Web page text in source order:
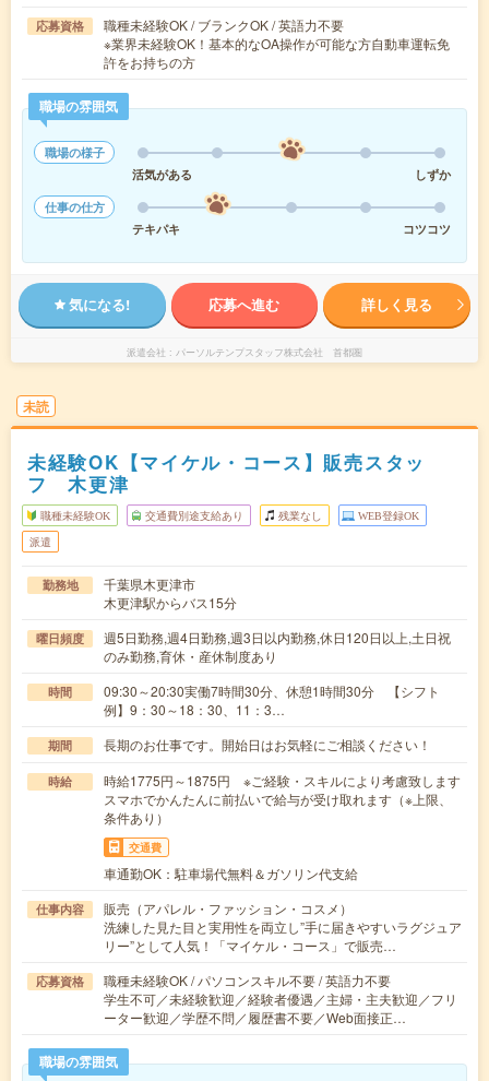
応募資格
職種未経験OK / ブランクOK / 英語力不要
※業界未経験OK！基本的なOA操作が可能な方自動車運転免
許をお持ちの方
職場の雰囲気
職場の様子
活気がある
しずか
仕事の仕方
テキパキ
コツコツ
気になる! 応募へ進む 詳しく見る
派遣会社 パーソルテンプスタッフ株式会社 首都圏
未読
未経験OK【マイケル・コース】販売スタッ
フ 木更津
職種未経験OK 交通費別途支給あり 残業なし WEB登録OK
派遣
勤務地
千葉県木更津市
木更津駅からバス15分
曜日頻度
週5日勤務,週4日勤務,週3日以内勤務,休日120日以上,土日祝
のみ勤務,育休・産休制度あり
時間
09:30～20:30実働7時間30分、休憩1時間30分 【シフト
例】9：30～18：30、11：3…
期間 長期のお仕事です。開始日はお気軽にご相談ください！
時給
時給1775円～1875円 ※ご経験・スキルにより考慮致します
スマホでかんたんに前払いで給与が受け取れます（※上限、
条件あり）
交通費
車通勤OK：駐車場代無料＆ガソリン代支給
仕事内容
販売（アパレル・ファッション・コスメ）
洗練した見た目と実用性を両立し”手に届きやすいラグジュア
リー”として人気！「マイケル・コース」で販売…
応募資格
職種未経験OK / パソコンスキル不要 / 英語力不要
学生不可／未経験歓迎／経験者優遇／主婦・主夫歓迎／フリ
ーター歓迎／学歴不問／履歴書不要／Web面接正…
職場の雰囲気